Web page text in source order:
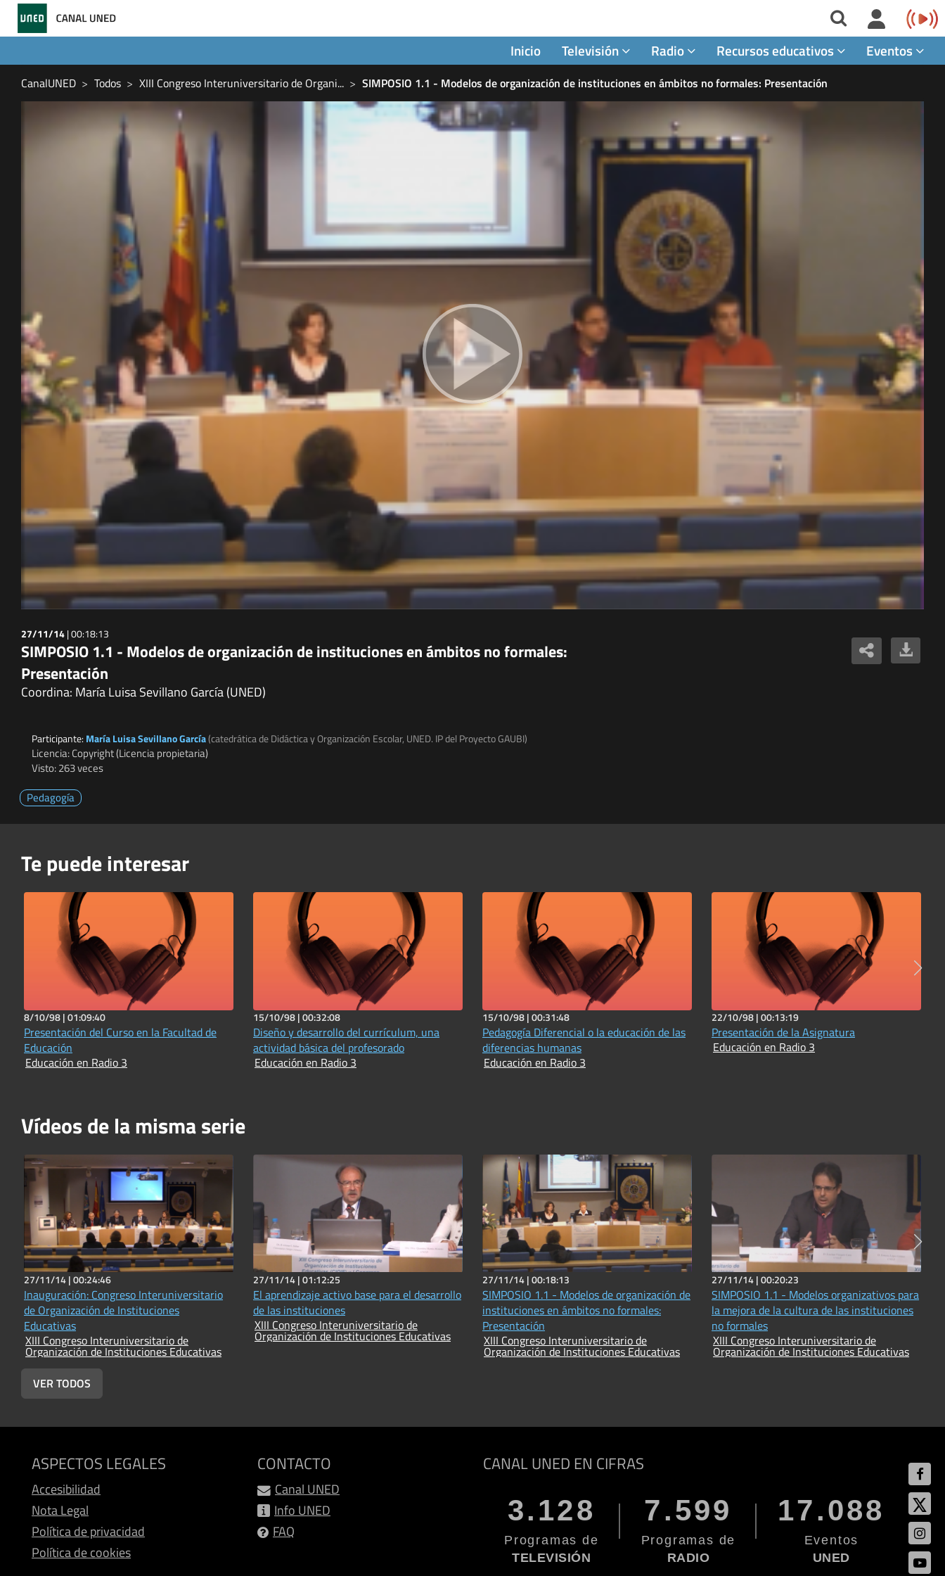
Inicio Televisión Radio Recursos educativos Eventos
CanalUNED Todos XIII Congreso Interuniversitario de Organi... SIMPOSIO 1.1 - Modelos de organización de instituciones en ámbitos no formales: Presentación
27/11/14|00:18:13
SIMPOSIO 1.1 - Modelos de organización de instituciones en ámbitos no formales:
Presentación
Coordina: María Luisa Sevillano García (UNED)
Participante: María Luisa Sevillano García(catedrática de Didáctica y Organización Escolar, UNED. IP del Proyecto GAUBI)
Licencia: Copyright (Licencia propietaria)
Visto: 263 veces
Pedagogía
Te puede interesar
8/10/98 |01:09:40
Presentación del Curso en la Facultad de
Educación
Educación en Radio 3
15/10/98 |00:32:08
Diseño y desarrollo del currículum, una
actividad básica del profesorado
Educación en Radio 3
15/10/98 |00:31:48
Pedagogía Diferencial o la educación de las
diferencias humanas
Educación en Radio 3
22/10/98 |00:13:19
Presentación de la Asignatura
Educación en Radio 3
Vídeos de la misma serie
27/11/14 |00:24:46
Inauguración: Congreso Interuniversitario
de Organización de Instituciones
Educativas
XIII Congreso Interuniversitario de
Organización de Instituciones Educativas
27/11/14 |01:12:25
El aprendizaje activo base para el desarrollo
de las instituciones
XIII Congreso Interuniversitario de
Organización de Instituciones Educativas
27/11/14 |00:18:13
SIMPOSIO 1.1 - Modelos de organización de
instituciones en ámbitos no formales:
Presentación
XIII Congreso Interuniversitario de
Organización de Instituciones Educativas
27/11/14 |00:20:23
SIMPOSIO 1.1 - Modelos organizativos para
la mejora de la cultura de las instituciones
no formales
XIII Congreso Interuniversitario de
Organización de Instituciones Educativas
VER TODOS
ASPECTOS LEGALES
Accesibilidad
Nota Legal
Política de privacidad
Política de cookies
CONTACTO
Canal UNED
Info UNED
FAQ
CANAL UNED EN CIFRAS
3.128
Programas de
TELEVISIÓN
7.599
Programas de
RADIO
17.088
Eventos
UNED